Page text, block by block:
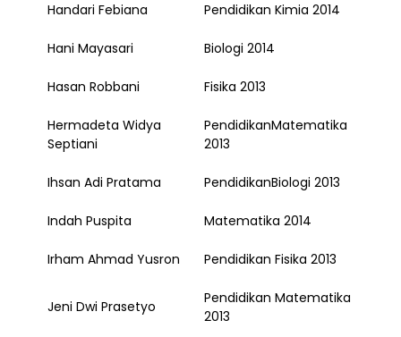
Handari Febiana Pendidikan Kimia 2014
Hani Mayasari Biologi 2014
Hasan Robbani Fisika 2013
Hermadeta Widya
Septiani
PendidikanMatematika
2013
Ihsan Adi Pratama PendidikanBiologi 2013
Indah Puspita Matematika 2014
Irham Ahmad Yusron Pendidikan Fisika 2013
Jeni Dwi Prasetyo
Pendidikan Matematika
2013